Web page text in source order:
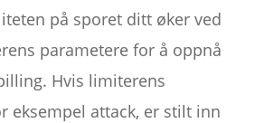
på sporet ditt øker ved
parametere for å oppnå
Hvis limiterens
eksempel attack, er stilt inn